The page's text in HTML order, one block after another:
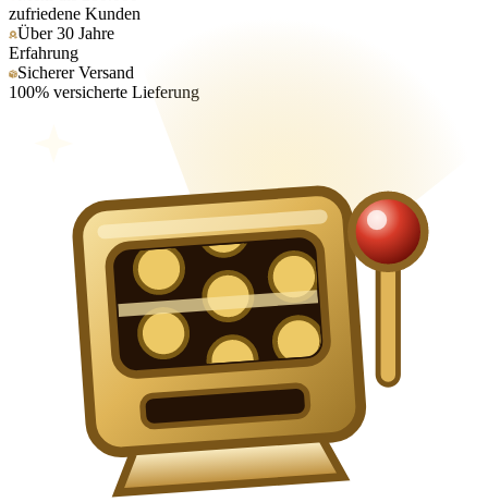
zufriedene Kunden
Über 30 Jahre
Erfahrung
Sicherer Versand
100% versicherte Lieferung